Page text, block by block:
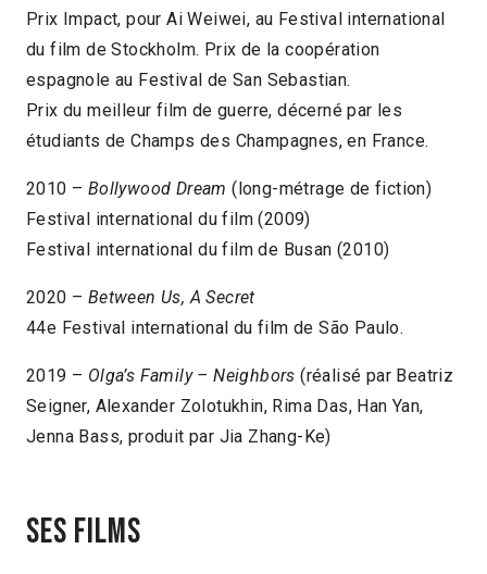
Prix Impact, pour Ai Weiwei, au Festival international
du film de Stockholm. Prix de la coopération
espagnole au Festival de San Sebastian.
Prix du meilleur film de guerre, décerné par les
étudiants de Champs des Champagnes, en France.
2010 – Bollywood Dream (long-métrage de fiction)
Festival international du film (2009)
Festival international du film de Busan (2010)
2020 – Between Us, A Secret
44e Festival international du film de São Paulo.
2019 – Olga’s Family – Neighbors (réalisé par Beatriz
Seigner, Alexander Zolotukhin, Rima Das, Han Yan,
Jenna Bass, produit par Jia Zhang-Ke)
Ses films